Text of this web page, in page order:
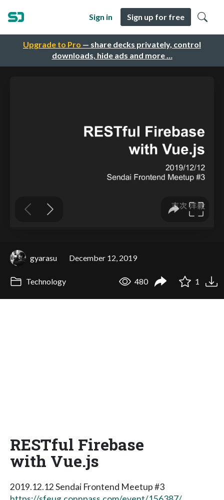
Upgrade to Pro — share decks privately, control
downloads, hide ads and more …
Sign in Sign up for free
gyarasu December 12, 2019
Technology 480 1
RESTful Firebase
with Vue.js
2019.12.12 Sendai Frontend Meetup #3